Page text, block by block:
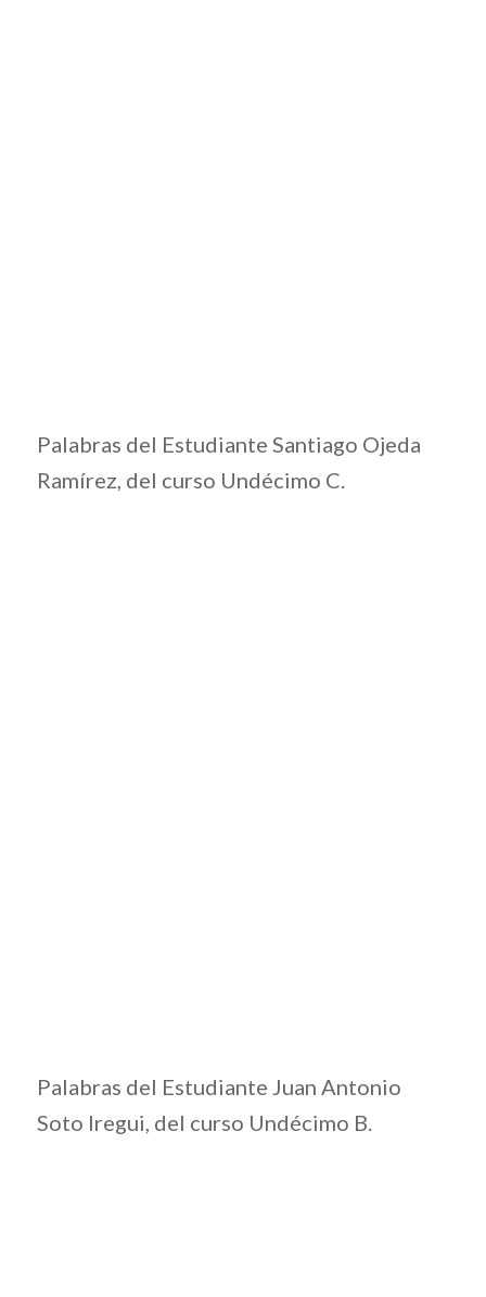
Palabras del Estudiante Santiago Ojeda
Ramírez, del curso Undécimo C.
Palabras del Estudiante Juan Antonio
Soto Iregui, del curso Undécimo B.